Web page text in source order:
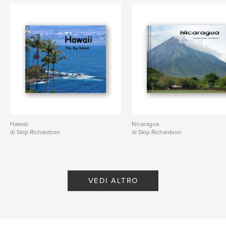
Hawaii
di Skip Richardson
Nicaragua
di Skip Richardson
VEDI ALTRO